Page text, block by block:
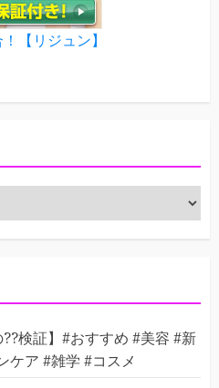
【リジュン】
??検証】#おすすめ #美容 #新
ケア #雑学 #コスメ